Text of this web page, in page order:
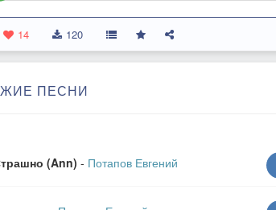
14 120
ПЕСНИ
(Ann) - Потапов Евгений